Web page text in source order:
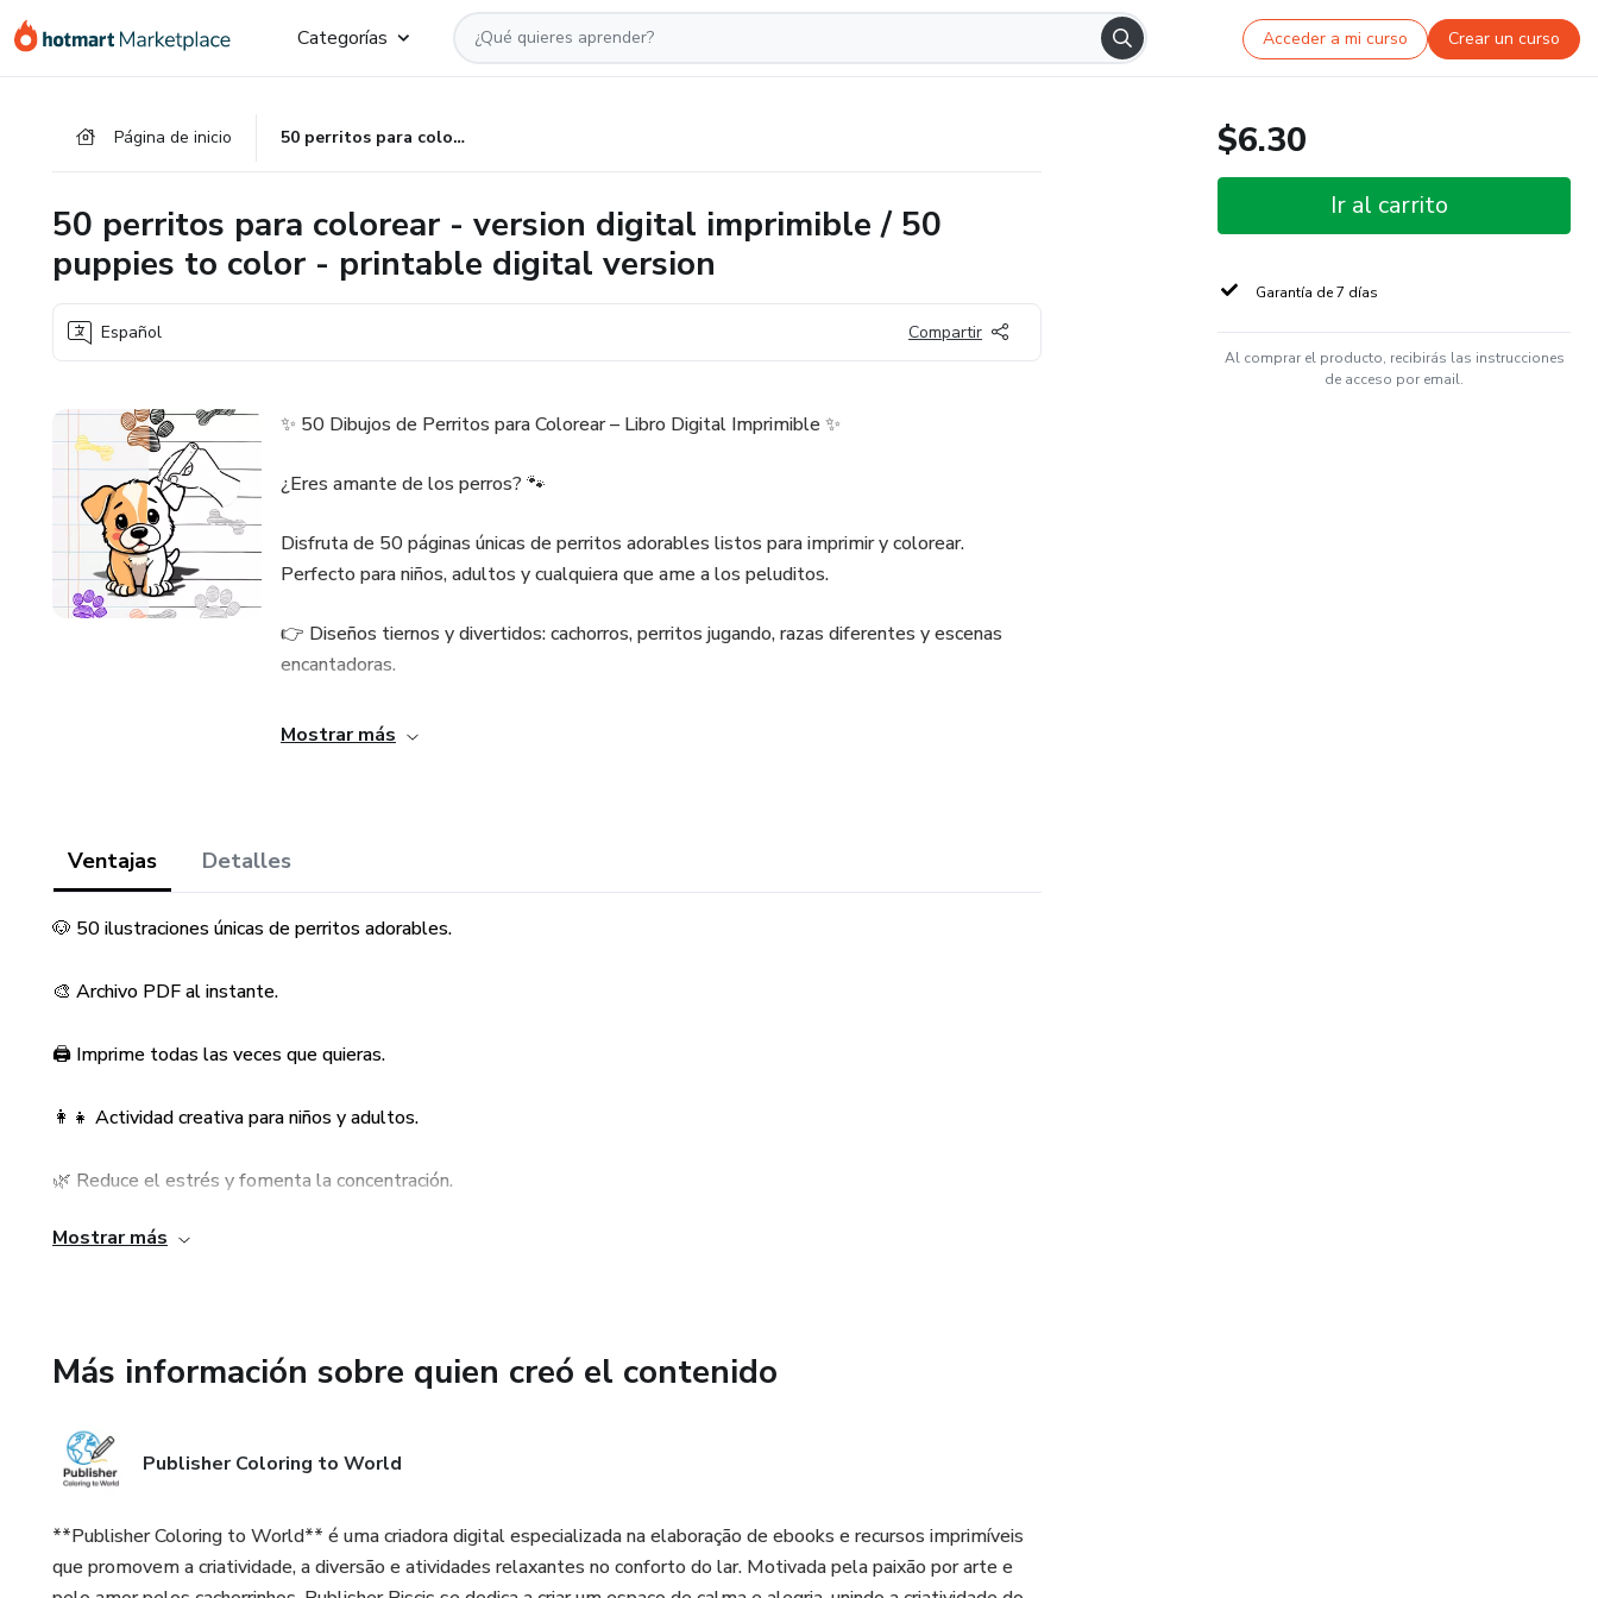
Categorías Acceder a mi curso Crear un curso
Página de inicio 50 perritos para colorear - version digital imprimible / 50 puppies to color - printable digital version
50 perritos para colorear - version digital imprimible / 50
puppies to color - printable digital version
Español Compartir
✨ 50 Dibujos de Perritos para Colorear – Libro Digital Imprimible ✨
¿Eres amante de los perros? 🐾
Disfruta de 50 páginas únicas de perritos adorables listos para imprimir y colorear.
Perfecto para niños, adultos y cualquiera que ame a los peluditos.
👉 Diseños tiernos y divertidos: cachorros, perritos jugando, razas diferentes y escenas
encantadoras.
👉 Descarga inmediata en PDF → imprime las veces que quieras.
empieza a disfrutar coloreando.
📄 Link ➡️
✨ 50 Puppy Coloring Pages – Printable Digital Book ✨
Enjoy 50 unique pages of adorable puppies, ready to print and color. Perfect for kids,
👉 Cute and fun designs: puppies, playful dogs, different breeds, and charming scenes.
Mostrar más
Ventajas Detalles
🐶 50 ilustraciones únicas de perritos adorables.
🎨 Archivo PDF al instante.
🖨️ Imprime todas las veces que quieras.
👩‍👧 Actividad creativa para niños y adultos.
🌿 Reduce el estrés y fomenta la concentración.
💻 Producto 100% digital, sin costos de envío.
🐶 50 unique illustrations of adorable puppies.
🎨 Instant PDF file.
🖨️ Print as many times as you like.
👩‍👧 Creative activity for kids and adults.
Mostrar más
Más información sobre quien creó el contenido
Publisher Coloring to World
**Publisher Coloring to World** é uma criadora digital especializada na elaboração de ebooks e recursos imprimíveis
que promovem a criatividade, a diversão e atividades relaxantes no conforto do lar. Motivada pela paixão por arte e
$6.30
Ir al carrito
Garantía de 7 días
Al comprar el producto, recibirás las instrucciones
de acceso por email.